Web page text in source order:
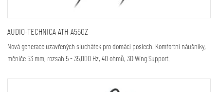
AUDIO-TECHNICA ATH-A550Z
Nová generace uzavřených sluchátek pro domácí poslech. Komfortní náušníky,
měniče 53 mm, rozsah 5 - 35.000 Hz, 40 ohmů, 3D Wing Support.